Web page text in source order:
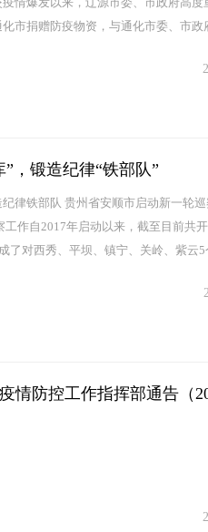
市捐赠防疫物资，与通化市委、市政
，锻造纪律“铁部队”
律铁部队 贵州省安顺市启动新一轮
作自2017年启动以来，截至目前共开
了对西秀、平坝、镇宁、关岭、紫云
情防控工作指挥部通告（